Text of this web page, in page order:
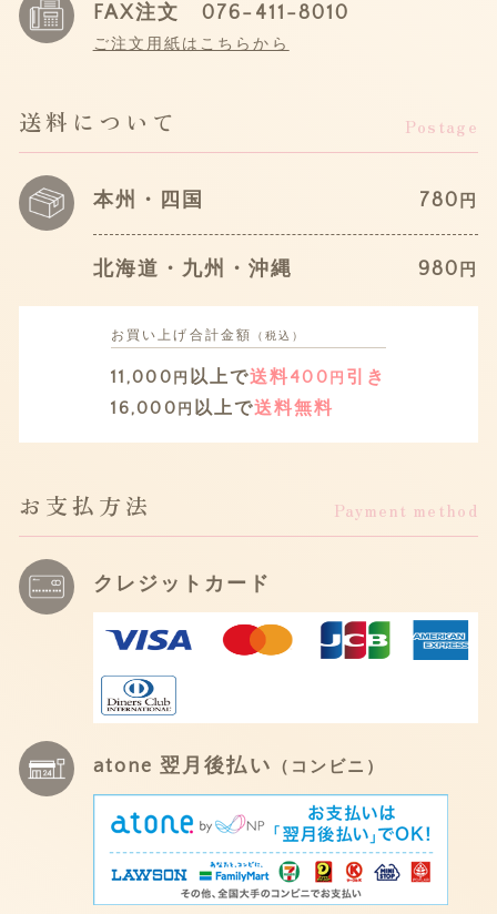
FAX注文 076-411-8010
ご注文用紙はこちらから
送料について Postage
本州・四国 780 円
北海道・九州・沖縄 980 円
お買い上げ 合計金額 （税込）
11,000 円 以上で送料400 円 引き
16,000 円 以上で送料無料
お支払方法 Payment method
クレジットカード
atone 翌月後払い （コンビニ）